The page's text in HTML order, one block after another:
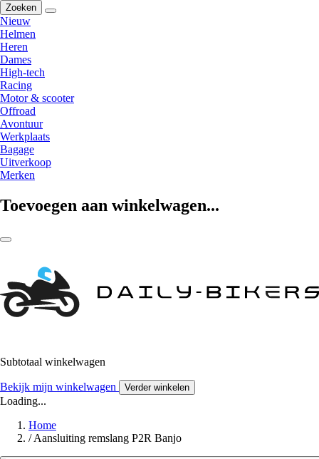
Zoeken
Nieuw
Helmen
Heren
Dames
High-tech
Racing
Motor & scooter
Offroad
Avontuur
Werkplaats
Bagage
Uitverkoop
Merken
Toevoegen aan winkelwagen...
Subtotaal winkelwagen
Bekijk mijn winkelwagen Verder winkelen
Loading...
Home
/ Aansluiting remslang P2R Banjo